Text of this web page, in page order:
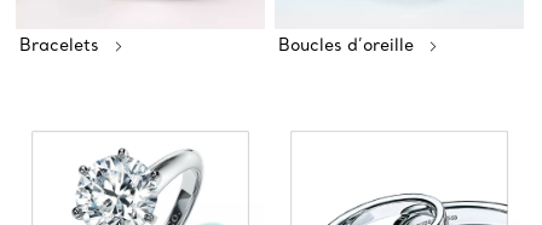
Bracelets Boucles d’oreille